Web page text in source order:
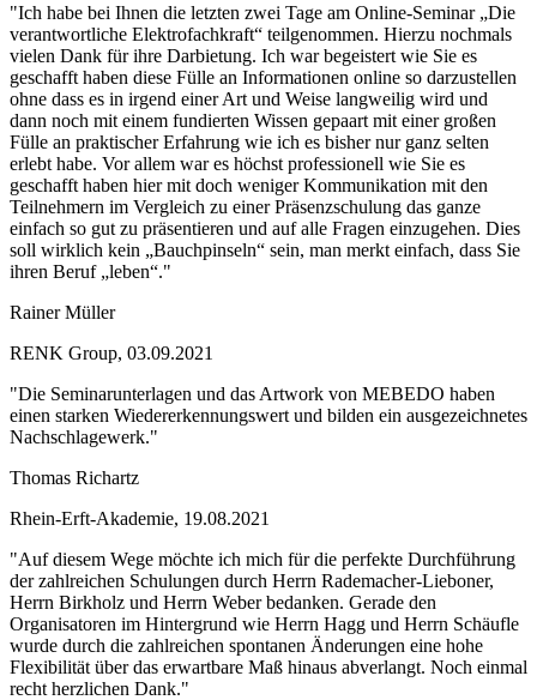
"Ich habe bei Ihnen die letzten zwei Tage am Online-Seminar „Die
verantwortliche Elektrofachkraft“ teilgenommen. Hierzu nochmals
vielen Dank für ihre Darbietung. Ich war begeistert wie Sie es
geschafft haben diese Fülle an Informationen online so darzustellen
ohne dass es in irgend einer Art und Weise langweilig wird und
dann noch mit einem fundierten Wissen gepaart mit einer großen
Fülle an praktischer Erfahrung wie ich es bisher nur ganz selten
erlebt habe. Vor allem war es höchst professionell wie Sie es
geschafft haben hier mit doch weniger Kommunikation mit den
Teilnehmern im Vergleich zu einer Präsenzschulung das ganze
einfach so gut zu präsentieren und auf alle Fragen einzugehen. Dies
soll wirklich kein „Bauchpinseln“ sein, man merkt einfach, dass Sie
ihren Beruf „leben“."
Rainer Müller
RENK Group, 03.09.2021
"Die Seminarunterlagen und das Artwork von MEBEDO haben
einen starken Wiedererkennungswert und bilden ein ausgezeichnetes
Nachschlagewerk."
Thomas Richartz
Rhein-Erft-Akademie, 19.08.2021
"Auf diesem Wege möchte ich mich für die perfekte Durchführung
der zahlreichen Schulungen durch Herrn Rademacher-Lieboner,
Herrn Birkholz und Herrn Weber bedanken. Gerade den
Organisatoren im Hintergrund wie Herrn Hagg und Herrn Schäufle
wurde durch die zahlreichen spontanen Änderungen eine hohe
Flexibilität über das erwartbare Maß hinaus abverlangt. Noch einmal
recht herzlichen Dank."